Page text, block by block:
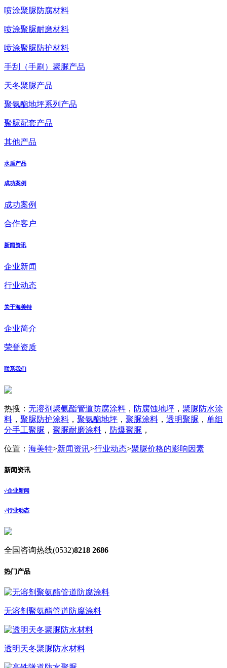
喷涂聚脲防腐材料
喷涂聚脲耐磨材料
喷涂聚脲防护材料
手刮（手刷）聚脲产品
天冬聚脲产品
聚氨酯地坪系列产品
聚脲配套产品
其他产品
水盾产品
成功案例
成功案例
合作客户
新闻资讯
企业新闻
行业动态
关于海美特
企业简介
荣誉资质
联系我们
热搜： 无溶剂聚氨酯管道防腐涂料 ， 防腐蚀地坪 ， 聚脲防水涂
料 ， 聚脲防护涂料 ， 聚氨酯地坪 ， 聚脲涂料 ， 透明聚脲 ， 单组
分手工聚脲 ， 聚脲耐磨涂料 ， 防爆聚脲 ，
位置： 海美特>新闻资讯>行业动态>聚脲价格的影响因素
新闻资讯
√企业新闻
√行业动态
全国咨询热线(0532)8218 2686
热门产品
无溶剂聚氨酯管道防腐涂料
透明天冬聚脲防水材料